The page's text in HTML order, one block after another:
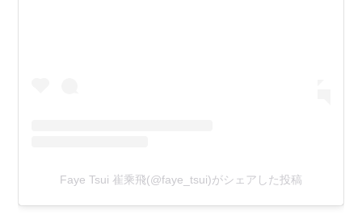
Faye Tsui 崔乘飛(@faye_tsui)がシェアした投稿